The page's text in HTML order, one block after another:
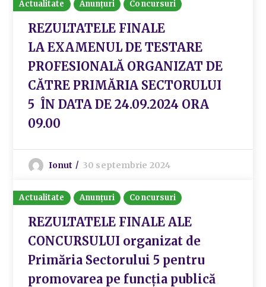
Actualitate Anunțuri Concursuri
REZULTATELE FINALE
LA EXAMENUL DE TESTARE
PROFESIONALĂ ORGANIZAT DE
CĂTRE PRIMĂRIA SECTORULUI
5 ÎN DATA DE 24.09.2024 ORA
09.00
Ionut 30 septembrie 2024
Actualitate Anunțuri Concursuri
REZULTATELE FINALE ALE
CONCURSULUI organizat de
Primăria Sectorului 5 pentru
promovarea pe funcția publică